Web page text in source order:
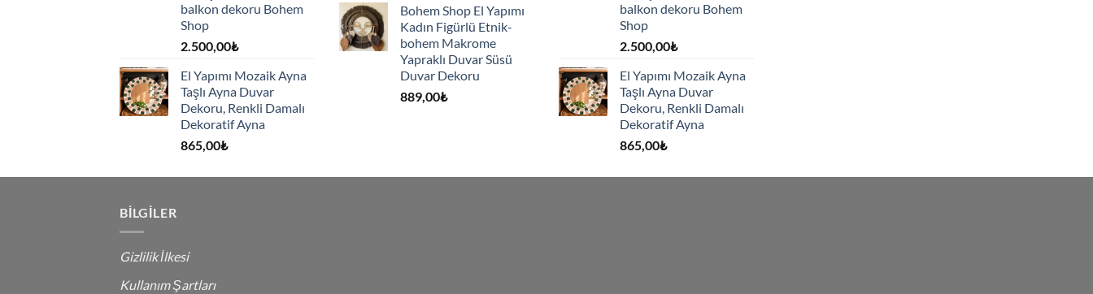
balkon dekoru Bohem
Shop
2.500,00₺
El Yapımı Mozaik Ayna
Taşlı Ayna Duvar
Dekoru, Renkli Damalı
Dekoratif Ayna
865,00₺
Bohem Shop El Yapımı
Kadın Figürlü Etnik-
bohem Makrome
Yapraklı Duvar Süsü
Duvar Dekoru
889,00₺
balkon dekoru Bohem
Shop
2.500,00₺
El Yapımı Mozaik Ayna
Taşlı Ayna Duvar
Dekoru, Renkli Damalı
Dekoratif Ayna
865,00₺
BILGILER
Gizlilik İlkesi
Kullanım Şartları